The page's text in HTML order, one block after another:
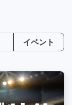
イベント